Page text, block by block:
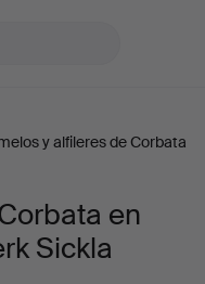
y alfileres de Corbata
en
Sickla